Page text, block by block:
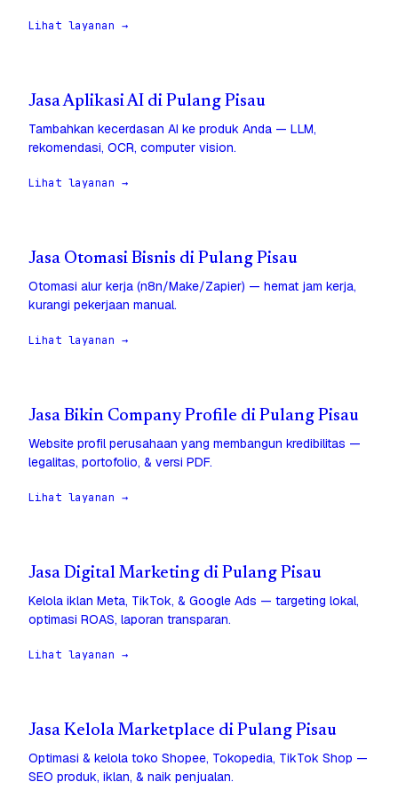
Lihat layanan →
Jasa Aplikasi AI di Pulang Pisau
Tambahkan kecerdasan AI ke produk Anda — LLM,
rekomendasi, OCR, computer vision.
Lihat layanan →
Jasa Otomasi Bisnis di Pulang Pisau
Otomasi alur kerja (n8n/Make/Zapier) — hemat jam kerja,
kurangi pekerjaan manual.
Lihat layanan →
Jasa Bikin Company Profile di Pulang Pisau
Website profil perusahaan yang membangun kredibilitas —
legalitas, portofolio, & versi PDF.
Lihat layanan →
Jasa Digital Marketing di Pulang Pisau
Kelola iklan Meta, TikTok, & Google Ads — targeting lokal,
optimasi ROAS, laporan transparan.
Lihat layanan →
Jasa Kelola Marketplace di Pulang Pisau
Optimasi & kelola toko Shopee, Tokopedia, TikTok Shop —
SEO produk, iklan, & naik penjualan.